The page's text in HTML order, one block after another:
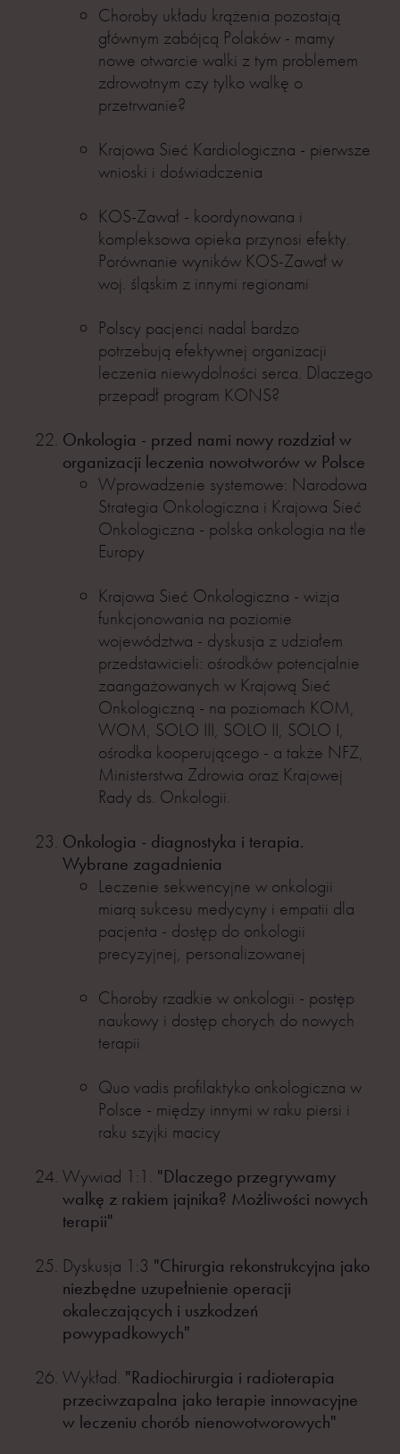
Choroby układu krążenia pozostają
głównym zabójcą Polaków - mamy
nowe otwarcie walki z tym problemem
zdrowotnym czy tylko walkę o
przetrwanie?
Krajowa Sieć Kardiologiczna - pierwsze
wnioski i doświadczenia
KOS-Zawał - koordynowana i
kompleksowa opieka przynosi efekty.
Porównanie wyników KOS-Zawał w
woj. śląskim z innymi regionami
Polscy pacjenci nadal bardzo
potrzebują efektywnej organizacji
leczenia niewydolności serca. Dlaczego
przepadł program KONS?
Onkologia - przed nami nowy rozdział w
organizacji leczenia nowotworów w Polsce
Wprowadzenie systemowe: Narodowa
Strategia Onkologiczna i Krajowa Sieć
Onkologiczna - polska onkologia na tle
Europy
Krajowa Sieć Onkologiczna - wizja
funkcjonowania na poziomie
województwa - dyskusja z udziałem
przedstawicieli: ośrodków potencjalnie
zaangażowanych w Krajową Sieć
Onkologiczną - na poziomach KOM,
WOM, SOLO III, SOLO II, SOLO I,
ośrodka kooperującego - a także NFZ,
Ministerstwa Zdrowia oraz Krajowej
Rady ds. Onkologii.
Onkologia - diagnostyka i terapia.
Wybrane zagadnienia
Leczenie sekwencyjne w onkologii
miarą sukcesu medycyny i empatii dla
pacjenta - dostęp do onkologii
precyzyjnej, personalizowanej
Choroby rzadkie w onkologii - postęp
naukowy i dostęp chorych do nowych
terapii
Quo vadis profilaktyko onkologiczna w
Polsce - między innymi w raku piersi i
raku szyjki macicy
Wywiad 1:1. "Dlaczego przegrywamy
walkę z rakiem jajnika? Możliwości nowych
terapii"
Dyskusja 1:3 "Chirurgia rekonstrukcyjna jako
niezbędne uzupełnienie operacji
okaleczających i uszkodzeń
powypadkowych"
Wykład. "Radiochirurgia i radioterapia
przeciwzapalna jako terapie innowacyjne
w leczeniu chorób nienowotworowych"